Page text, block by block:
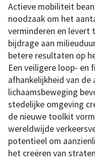
Actieve mobiliteit
noodzaak om het
verminderen en levert
bijdrage aan
betere resultaten op
Een veiligere loop-
afhankelijkheid van
lichaamsbeweging
stedelijke omgeving
de nieuwe toolkit
wereldwijde
potentieel om
het creëren van